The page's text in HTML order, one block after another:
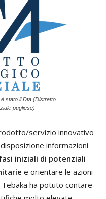
stato il Dta (Distretto
pugliese)
servizio innovativo
informazioni
iniziali di potenziali
e orientare le azioni
ha potuto contare